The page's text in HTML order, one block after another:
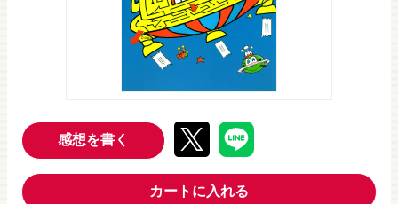
感想を書く
カートに入れる